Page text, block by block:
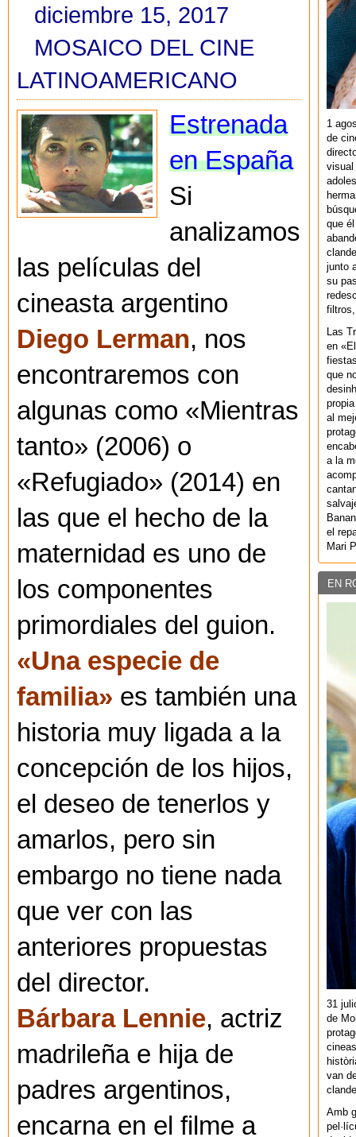
diciembre 15, 2017
MOSAICO DEL CINE
LATINOAMERICANO
Estrenada
en España
Si
analizamos
las películas del
cineasta argentino
Diego Lerman, nos
encontraremos con
algunas como «Mientras
tanto» (2006) o
«Refugiado» (2014) en
las que el hecho de la
maternidad es uno de
los componentes
primordiales del guion.
«Una especie de
familia» es también una
historia muy ligada a la
concepción de los hijos,
el deseo de tenerlos y
amarlos, pero sin
embargo no tiene nada
que ver con las
anteriores propuestas
del director.
Bárbara Lennie, actriz
madrileña e hija de
padres argentinos,
encarna en el filme a
1
de
visual
que
junto
su
filtros,
Las
en
que
al
a la
el
Mari
EN
31
de
van
Amb